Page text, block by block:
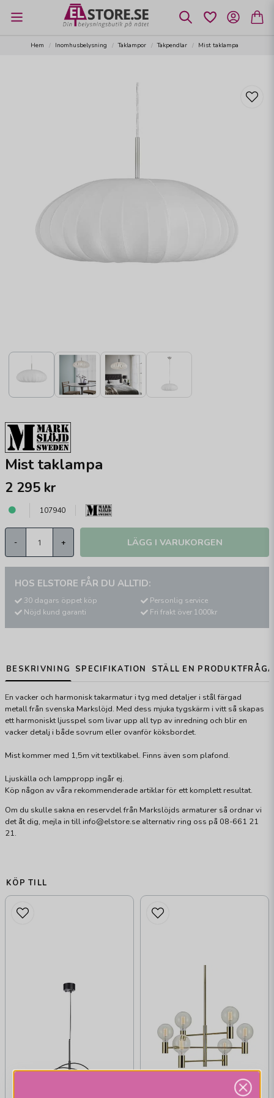
Hem Inomhusbelysning Taklampor Takpendlar Mist taklampa
Mist taklampa
2 295 kr
107940
- + LÄGG I VARUKORGEN
HOS ELSTORE FÅR DU ALLTID:
30 dagars öppet köp
Nöjd kund garanti
Personlig service
Fri frakt över 1000kr
BESKRIVNING SPECIFIKATION STÄLL EN
En vacker och harmonisk takarmatur i tyg med detaljer i stål färgad
metall från svenska Markslöjd. Med dess mjuka tygskärm i vitt så skapas
ett harmoniskt ljusspel som livar upp all typ av inredning och blir en
vacker detalj i både sovrum eller ovanför köksbordet.
Mist kommer med 1,5m vit textilkabel. Finns även som plafond.
Ljuskälla och lamppropp ingår ej.
Köp någon av våra rekommenderade artiklar för ett komplett resultat.
Om du skulle sakna en reservdel från Markslöjds armaturer så ordnar vi
det åt dig, mejla in till info@elstore.se alternativ ring oss på 08-661 21
21.
KÖP TILL